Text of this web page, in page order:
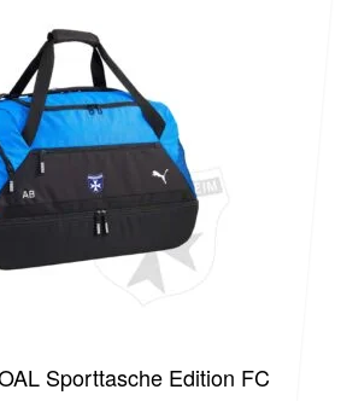
Sporttasche Edition FC